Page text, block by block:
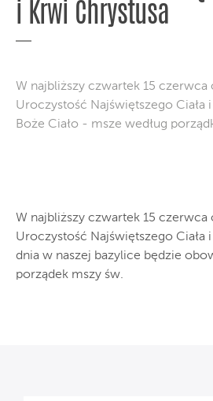
i Krwi Chrystusa
W najbliższy czwartek 15
Uroczystość Najświętszego Ciała
Boże Ciało - msze według
W najbliższy czwartek 15
Uroczystość Najświętszego Ciała
dnia w naszej bazylice będzie
porządek mszy św.